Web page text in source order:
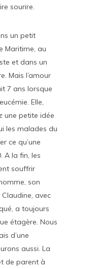
sourire.
un petit
Maritime, au
et dans un
Mais l’amour
7 ans lorsque
Elle,
une petite idée
les malades du
ce qu’une
A la fin, les
souffrir
son
avec
a toujours
étagère. Nous
d’une
aussi. La
de parent à